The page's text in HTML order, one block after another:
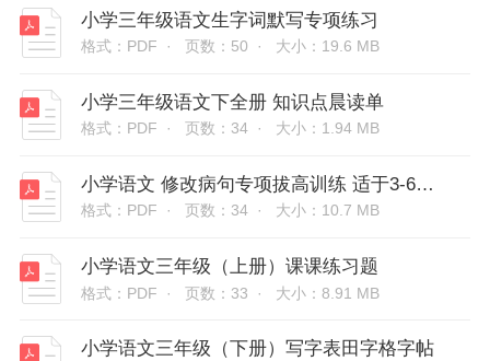
小学三年级语文生字词默写专项练习
格式：PDF · 页数：50 · 大小：19.6 MB
小学三年级语文下全册 知识点晨读单
格式：PDF · 页数：34 · 大小：1.94 MB
小学语文 修改病句专项拔高训练 适于3-6年级
格式：PDF · 页数：34 · 大小：10.7 MB
小学语文三年级（上册）课课练习题
格式：PDF · 页数：33 · 大小：8.91 MB
小学语文三年级（下册）写字表田字格字帖